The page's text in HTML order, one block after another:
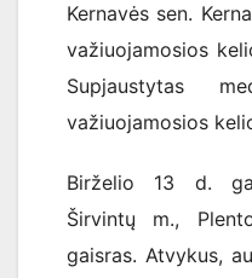
Kernavės sen.
važiuojamosios
Supjaustytas
važiuojamosios
Birželio 13 d.
Širvintų m.,
gaisras. Atvykus,